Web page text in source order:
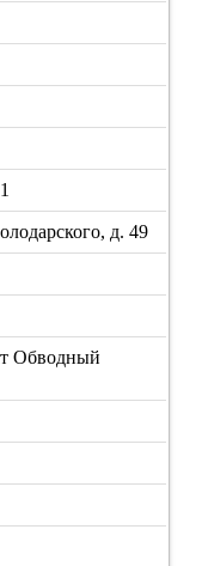
д. 49
Обводный